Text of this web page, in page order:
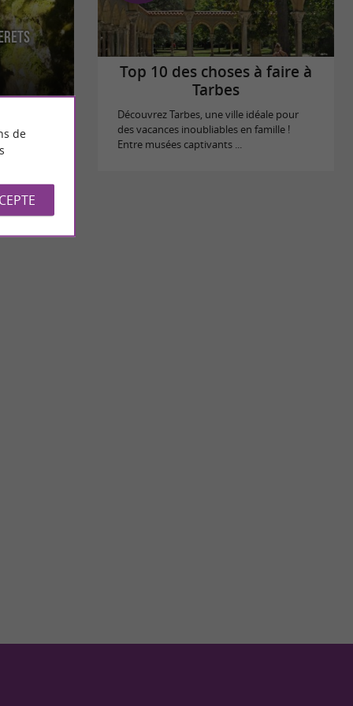
et
Pyrénées
Top 10 des choses à faire à
Tarbes
Découvrez Tarbes, une ville idéale pour
des vacances inoubliables en famille !
Entre musées captivants ...
de